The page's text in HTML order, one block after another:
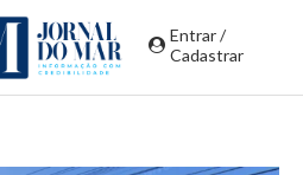
Entrar /
Cadastrar